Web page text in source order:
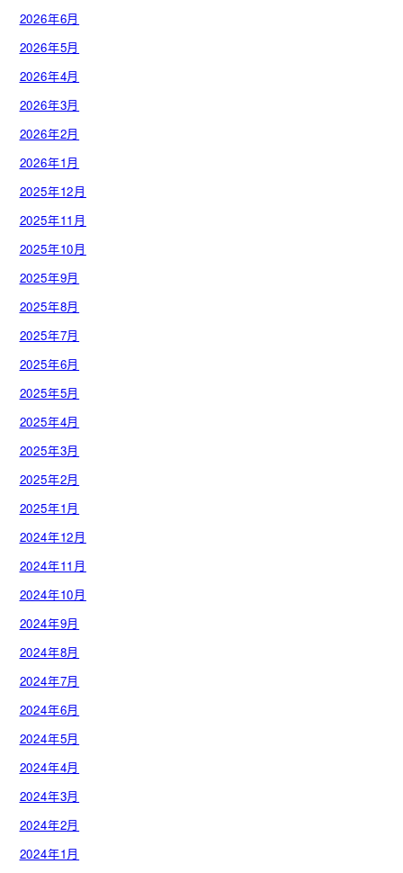
2026年6月
2026年5月
2026年4月
2026年3月
2026年2月
2026年1月
2025年12月
2025年11月
2025年10月
2025年9月
2025年8月
2025年7月
2025年6月
2025年5月
2025年4月
2025年3月
2025年2月
2025年1月
2024年12月
2024年11月
2024年10月
2024年9月
2024年8月
2024年7月
2024年6月
2024年5月
2024年4月
2024年3月
2024年2月
2024年1月